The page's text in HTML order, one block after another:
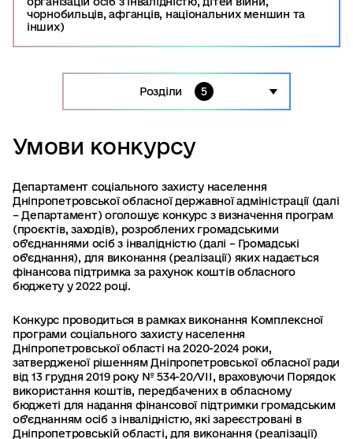
чорнобильців, афганців, національних меншин та
інших)
Умови конкурсу
Департамент соціального захисту населення
Дніпропетровської обласної державної адміністрації (далі
– Департамент) оголошує конкурс з визначення програм
(проєктів, заходів), розроблених громадськими
об’єднаннями осіб з інвалідністю (далі – Громадські
об’єднання), для виконання (реалізації) яких надається
фінансова підтримка за рахунок коштів обласного
бюджету у 2022 році.
Конкурс проводиться в рамках виконання Комплексної
програми соціального захисту населення
Дніпропетровської області на 2020-2024 роки,
затвердженої рішенням Дніпропетровської обласної ради
від 13 грудня 2019 року № 534-20/VII, враховуючи Порядок
використання коштів, передбачених в обласному
бюджеті для надання фінансової підтримки громадським
об’єднанням осіб з інвалідністю, які зареєстровані в
Дніпропетровській області, для виконання (реалізації)
Розділи 5
Конкурсна комісія
Документи конкурсу
Проєкти